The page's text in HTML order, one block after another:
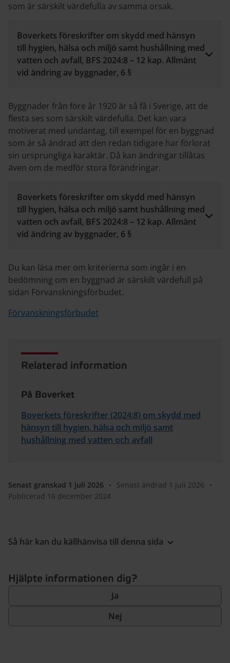
som är särskilt värdefulla av samma orsak.
Boverkets föreskrifter om skydd med hänsyn
till hygien, hälsa och miljö samt hushållning med
vatten och avfall, BFS 2024:8 – 12 kap. Allmänt
vid ändring av byggnader, 6 §
Byggnader från före år 1920 är så få i Sverige, att de
flesta ses som särskilt värdefulla. Det kan vara
motiverat med undantag, till exempel för en byggnad
som är så ändrad att den redan tidigare har förlorat
sin ursprungliga karaktär. Då kan ändringar tillåtas
även om de medför stora förändringar.
Boverkets föreskrifter om skydd med hänsyn
till hygien, hälsa och miljö samt hushållning med
vatten och avfall, BFS 2024:8 – 12 kap. Allmänt
vid ändring av byggnader, 6 §
Du kan läsa mer om kriterierna som ingår i en
bedömning om en byggnad är särskilt värdefull på
sidan Förvanskningsförbudet.
Förvanskningsförbudet
Relaterad information
På Boverket
Boverkets föreskrifter (2024:8) om skydd med
hänsyn till hygien, hälsa och miljö samt
hushållning med vatten och avfall
Senast granskad 1 juli 2026 • Senast ändrad 1 juli 2026
•
Publicerad 16 december 2024
Så här kan du källhänvisa till denna sida
Hjälpte informationen dig?
Ja
Nej